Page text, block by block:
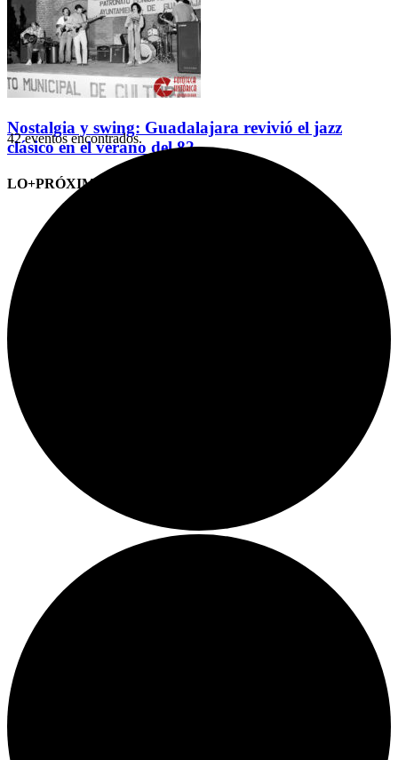
Nostalgia y swing: Guadalajara revivió el jazz
clásico en el verano del 82
LO+PRÓXIMO (CITAS)
42 eventos encontrados.